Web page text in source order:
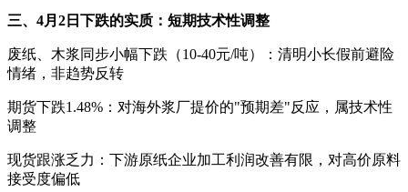
三、4月2日下跌的实质：短期技术性调整
废纸、木浆同步小幅下跌（10-40元/吨）：清明小长假前避险
情绪，非趋势反转
期货下跌1.48%：对海外浆厂提价的"预期差"反应，属技术性
调整
现货跟涨乏力：下游原纸企业加工利润改善有限，对高价原料
接受度偏低